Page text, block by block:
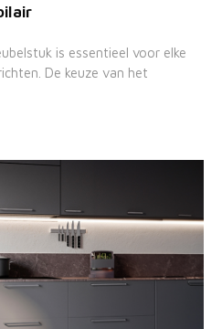
is essentieel voor elke
De keuze van het